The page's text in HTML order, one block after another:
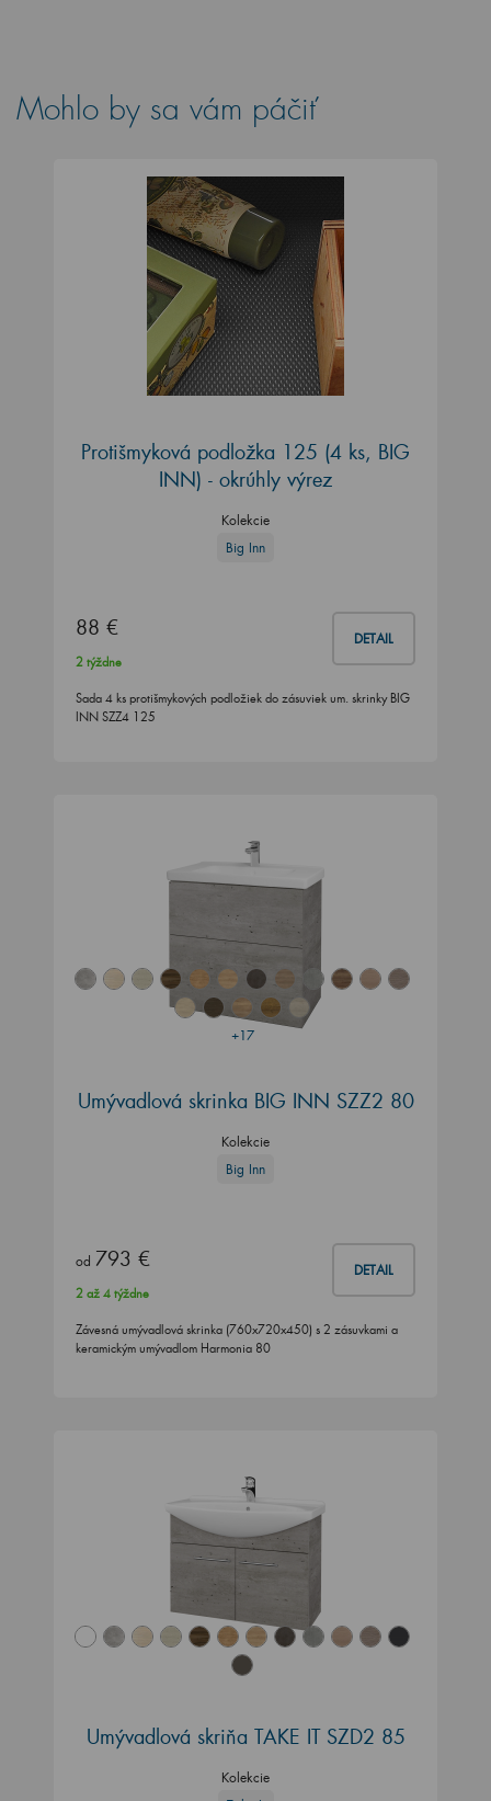
Mohlo by sa vám páčiť
Protišmyková podložka 125 (4 ks, BIG
INN) - okrúhly výrez
Kolekcie
Big Inn
88 € DETAIL
2 týždne
Sada 4 ks protišmykových podložiek do zásuviek um. skrinky BIG
INN SZZ4 125
+17
Umývadlová skrinka BIG INN SZZ2 80
Kolekcie
Big Inn
od 793 € DETAIL
2 až 4 týždne
Závesná umývadlová skrinka (760x720x450) s 2 zásuvkami a
keramickým umývadlom Harmonia 80
Umývadlová skriňa TAKE IT SZD2 85
Kolekcie